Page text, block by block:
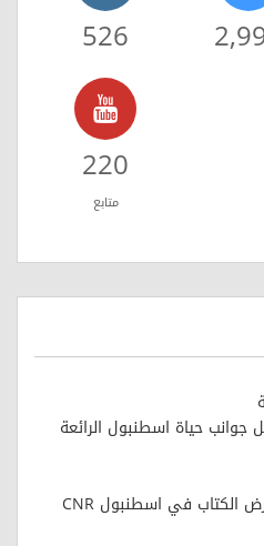
526
220
متابع
حياة اسطنبول الرائعة
تغطية لليوم الأول من معرض الكتاب في اسطنبول CNR